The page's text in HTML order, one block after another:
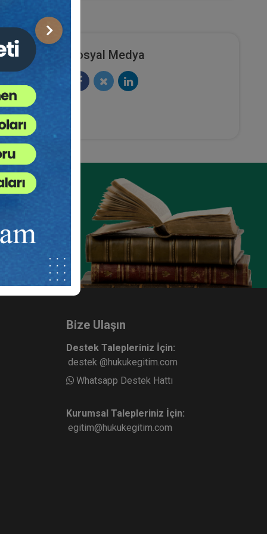
Sonraki
Sosyal Medya
Bize Ulaşın
Destek Talepleriniz İçin:
destek @hukukegitim.com
Whatsapp Destek Hattı
Kurumsal Talepleriniz İçin:
egitim@hukukegitim.com